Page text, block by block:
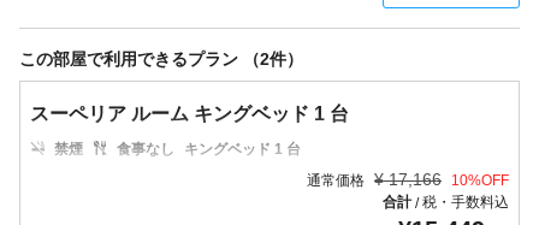
この部屋で利用できるプラン （2件）
スーペリア ルーム キングベッド 1 台
禁煙 食事なし
キングベッド 1 台
通常価格 ¥ 17,166 10%OFF
合計/税・手数料込